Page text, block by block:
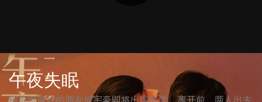
午夜失眠
柯蔚凯最好的朋友何宇豪即将出国留学。离开前，两人出去